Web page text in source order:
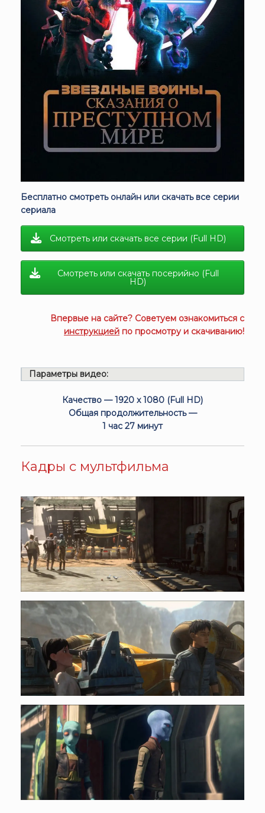
Бесплатно смотреть онлайн или скачать все серии
сериала
Смотреть или скачать все серии (Full HD)
Смотреть или скачать посерийно (Full
HD)
Впервые на сайте? Советуем ознакомиться с
инструкцией по просмотру и скачиванию!
Параметры видео:
Качество — 1920 x 1080 (Full HD)
Общая продолжительность —
1 час 27 минут
Кадры с мультфильма